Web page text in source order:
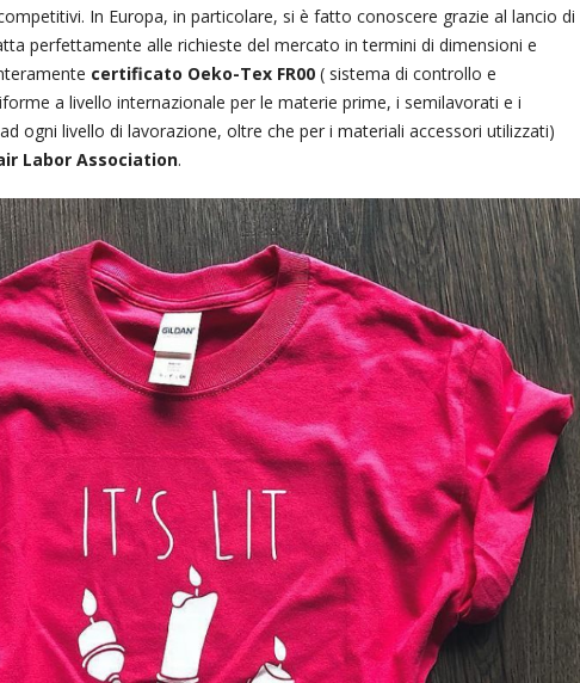
In Europa, in particolare, si è fatto conoscere grazie al lancio di
perfettamente alle richieste del mercato in termini di dimensioni e
certificato Oeko-Tex FR00 ( sistema di controllo e
a livello internazionale per le materie prime, i semilavorati e i
ogni livello di lavorazione, oltre che per i materiali accessori utilizzati)
Labor Association.